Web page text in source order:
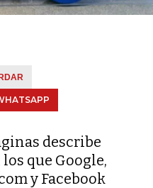
describe
que Google,
y Facebook